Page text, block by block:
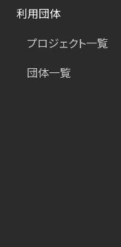
利用団体
プロジェクト一覧
団体一覧